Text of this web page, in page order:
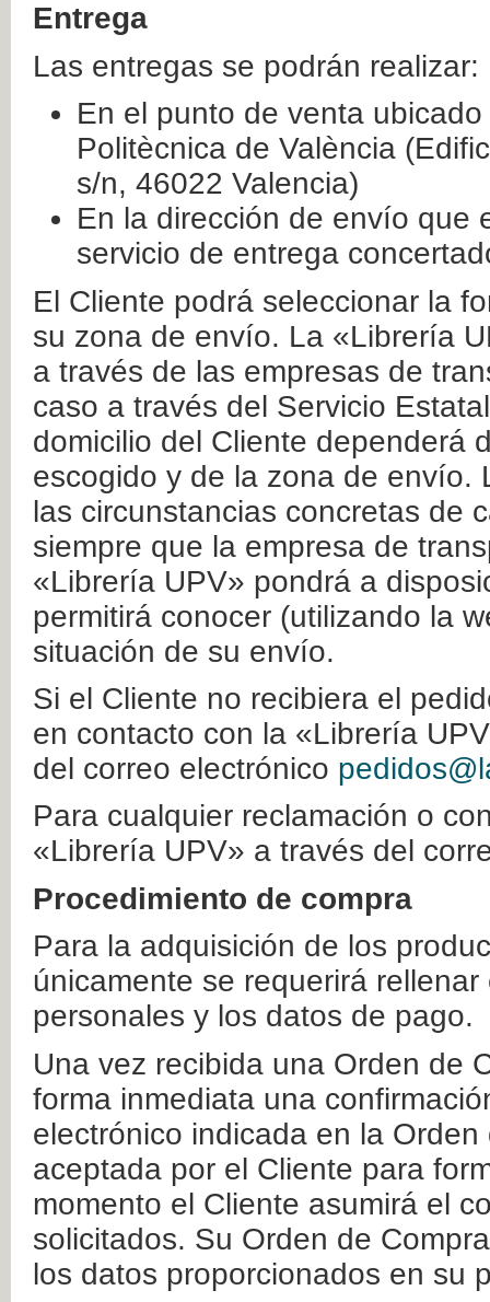
Entrega
Las entregas se podrán realizar:
En el punto de venta
Politècnica de València
s/n, 46022 Valencia)
En la dirección de envío que
servicio de entrega
El Cliente podrá seleccionar la
su zona de envío. La «Librería
a través de las empresas de
caso a través del Servicio
domicilio del Cliente dependerá
escogido y de la zona de envío.
las circunstancias concretas de
siempre que la empresa de
«Librería UPV» pondrá a
permitirá conocer (utilizando la
situación de su envío.
Si el Cliente no recibiera el
en contacto con la «Librería
del correo electrónico
Para cualquier reclamación o
«Librería UPV» a través del
Procedimiento de compra
Para la adquisición de los
únicamente se requerirá
personales y los datos de pago.
Una vez recibida una Orden de
forma inmediata una
electrónico indicada en la
aceptada por el Cliente para
momento el Cliente asumirá el
solicitados. Su Orden de
los datos proporcionados en su